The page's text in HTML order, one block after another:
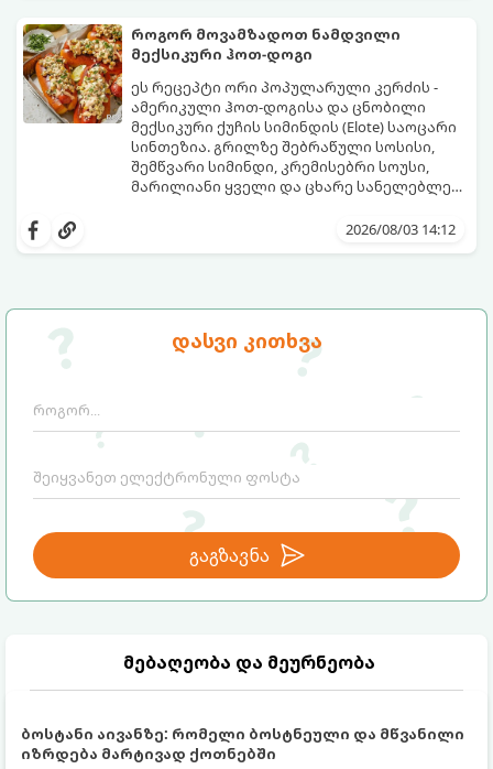
დასვი კითხვა
გაგზავნა
მებაღეობა და მეურნეობა
ბოსტანი აივანზე: რომელი ბოსტნეული და მწვანილი
იზრდება მარტივად ქოთნებში
როგორ მოვამზადოთ ნამდვილი
მექსიკური ჰოთ-დოგი
ეს რეცეპტი ორი პოპულარული კერძის -
ამერიკული ჰოთ-დოგისა და ცნობილი
მექსიკური ქუჩის სიმინდის (Elote) საოცარი
სინთეზია. გრილზე შებრაწული სოსისი,
შემწვარი სიმინდი, კრემისებრი სოუსი,
მარილიანი ყველი და ცხარე სანელებლები
წვეულებებისთვის, ბარბექიუსთვის ან
ულუფა: 8 პორცია
2026/08/03 14:12